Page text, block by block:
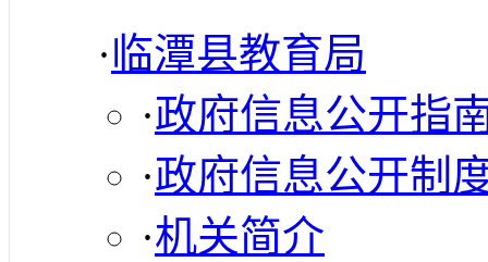
·临潭县教育局
·政府信息公开指
·政府信息公开制
·机关简介